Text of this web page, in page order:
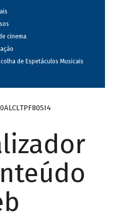
cinema
de Espetáculos Musicais